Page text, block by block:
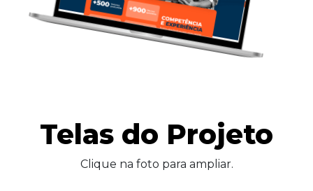
Telas do Projeto
Clique na foto para ampliar.